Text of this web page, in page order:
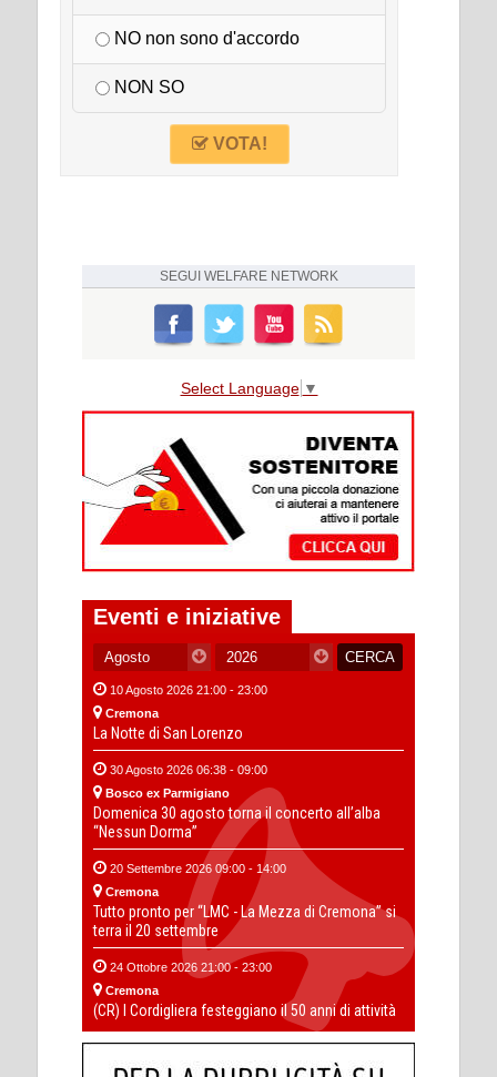
NO non sono d'accordo
NON SO
VOTA!
SEGUI WELFARE NETWORK
Select Language ▼
Eventi e iniziative
10 Agosto 2026 21:00 - 23:00
Cremona
La Notte di San Lorenzo
30 Agosto 2026 06:38 - 09:00
Bosco ex Parmigiano
Domenica 30 agosto torna il concerto all’alba
“Nessun Dorma”
20 Settembre 2026 09:00 - 14:00
Cremona
Tutto pronto per “LMC - La Mezza di Cremona” si
terra il 20 settembre
24 Ottobre 2026 21:00 - 23:00
Cremona
(CR) I Cordigliera festeggiano il 50 anni di attività